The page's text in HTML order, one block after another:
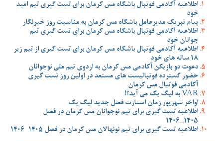
اطلاعیه آکادمی فوتبال باشگاه مس کرمان برای تست گیری تیم امید
خود
پیام تبریک مدیرعامل باشگاه مس کرمان به مناسبت روز خبرنگار
اطلاعیه آکادمی فوتبال باشگاه مس کرمان برای تست گیری تیم
جوانان خود
اطلاعیه آکادمی فوتبال باشگاه مس کرمان برای تست گیری از تیم زیر
18 ساله های خود
دعوت دو بازیکن آکادمی مس کرمان به اردوی تیم ملی نوجوانان
حضور گسترده فوتبالیست های مستعد در اولین روز تست گیری
آکادمی فوتبال مس کرمان
VAR به لیگ یک می آید؟!
اواخر شهریور زمان استارت فصل جدید لیگ یک
اطلاعیه تست گیری برای تیم نوجوانان مس کرمان در فصل
1405_1406
اطلاعیه تست گیری برای تیم نونهالان مس کرمان در فصل 1405-1406